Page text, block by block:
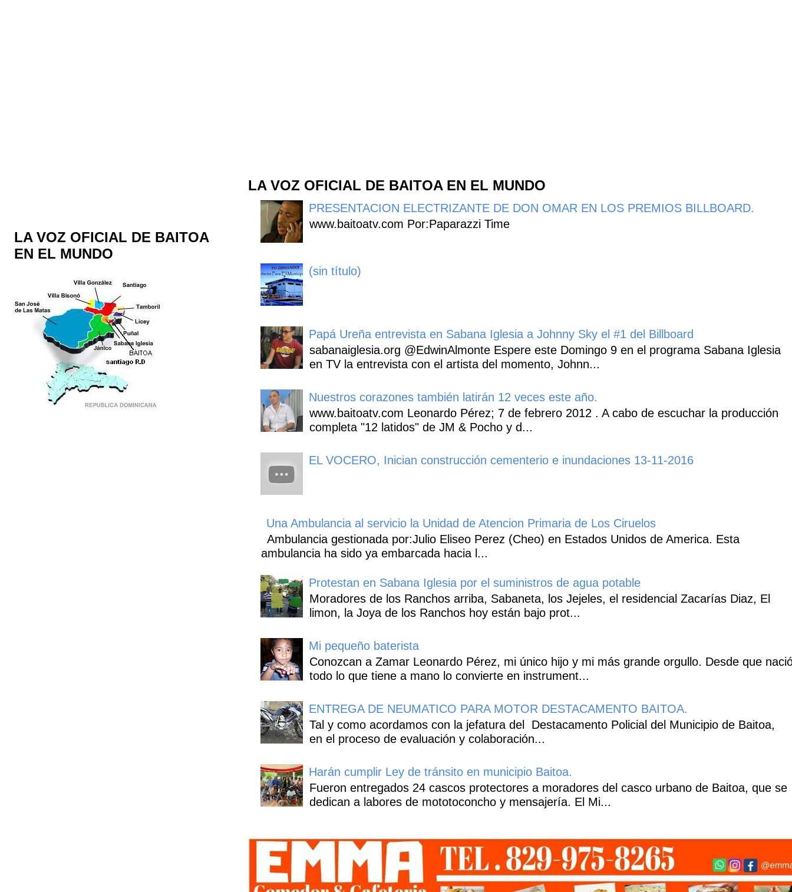
LA VOZ OFICIAL DE BAITOA EN EL MUNDO
PRESENTACION ELECTRIZANTE DE DON OMAR EN LOS PREMIOS BILLBOARD.
www.baitoatv.com Por:Paparazzi Time
(sin título)
Papá Ureña entrevista en Sabana Iglesia a Johnny Sky el #1 del Billboard
sabanaiglesia.org @EdwinAlmonte Espere este Domingo 9 en el programa Sabana Iglesia
en TV la entrevista con el artista del momento, Johnn...
Nuestros corazones también latirán 12 veces este año.
www.baitoatv.com Leonardo Pérez; 7 de febrero 2012 . A cabo de escuchar la producción
completa "12 latidos" de JM & Pocho y d...
EL VOCERO, Inician construcción cementerio e inundaciones 13-11-2016
Una Ambulancia al servicio la Unidad de Atencion Primaria de Los Ciruelos
Ambulancia gestionada por:Julio Eliseo Perez (Cheo) en Estados Unidos de America. Esta
ambulancia ha sido ya embarcada hacia l...
Protestan en Sabana Iglesia por el suministros de agua potable
Moradores de los Ranchos arriba, Sabaneta, los Jejeles, el residencial Zacarías Diaz, El
limon, la Joya de los Ranchos hoy están bajo prot...
Mi pequeño baterista
Conozcan a Zamar Leonardo Pérez, mi único hijo y mi más grande orgullo. Desde que
todo lo que tiene a mano lo convierte en instrument...
ENTREGA DE NEUMATICO PARA MOTOR DESTACAMENTO BAITOA.
Tal y como acordamos con la jefatura del Destacamento Policial del Municipio de Baitoa,
en el proceso de evaluación y colaboración...
Harán cumplir Ley de tránsito en municipio Baitoa.
Fueron entregados 24 cascos protectores a moradores del casco urbano de Baitoa, que se
dedican a labores de mototoconcho y mensajería. El Mi...
LA VOZ OFICIAL DE BAITOA
EN EL MUNDO